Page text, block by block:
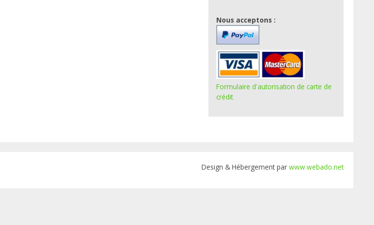
Nous acceptons :
Formulaire d'autorisation de carte de
crédit
Design & Hébergement par www.webado.net